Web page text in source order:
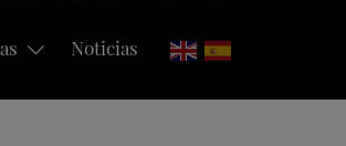
Noticias